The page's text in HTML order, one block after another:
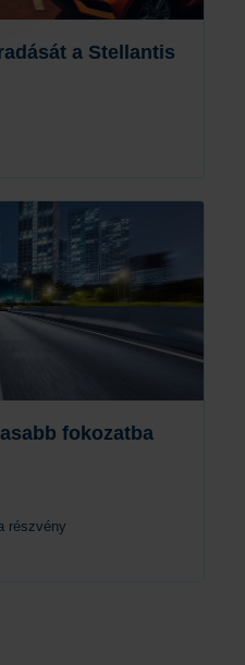
a Stellantis
fokozatba
részvény